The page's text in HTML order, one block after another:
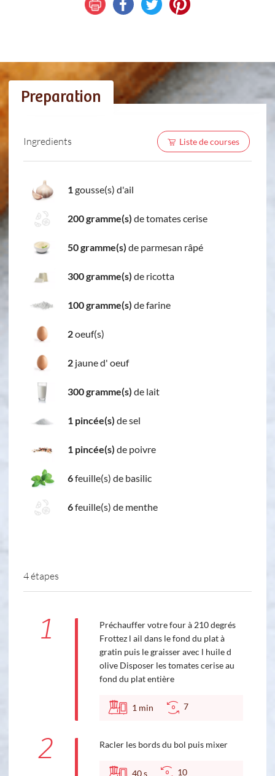
Preparation
Ingredients Liste de courses
1gousse(s) d'ail
200 gramme(s) de tomates cerise
50 gramme(s) de parmesan râpé
300 gramme(s) de ricotta
100 gramme(s) de farine
2oeuf(s)
2 jaune d' oeuf
300 gramme(s) de lait
1 pincée(s) de sel
1 pincée(s) de poivre
6feuille(s) de basilic
6feuille(s) de menthe
4 étapes
1
Préchauffer votre four à 210 degrés
Frottez l ail dans le fond du plat à
gratin puis le graisser avec l huile d
olive Disposer les tomates cerise au
fond du plat entière
1 min 7
2 Racler les bords du bol puis mixer
40s 10